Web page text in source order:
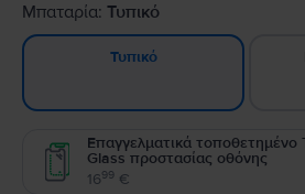
Μπαταρία: Τυπικό
Τυπικό
Επαγγελματικά τοποθετημένο
Glass προστασίας οθόνης
1699 €